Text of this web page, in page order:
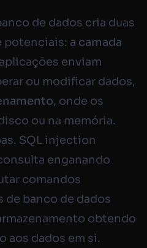
de dados cria duas
potenciais: a camada
enviam
ou modificar dados,
, onde os
ou na memória.
SQL injection
enganando
comandos
de banco de dados
obtendo
aos dados em si.